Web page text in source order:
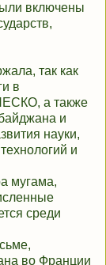
включены
так как
в
а также
и
науки,
и
мугама,
среди
во Франции